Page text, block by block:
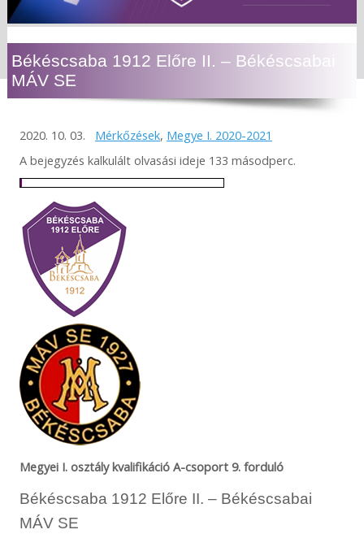
Békéscsaba 1912 Előre II. – Békéscsabai
MÁV SE
2020. 10. 03. Mérkőzések, Megye I. 2020-2021
A bejegyzés kalkulált olvasási ideje 133 másodperc.
Megyei I. osztály kvalifikáció A-csoport 9. forduló
Békéscsaba 1912 Előre II. – Békéscsabai
MÁV SE